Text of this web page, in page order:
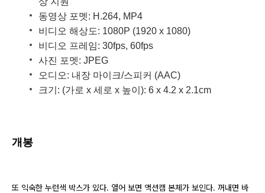
동영상 포멧: H.264, MP4
비디오 해상도: 1080P (1920 x 1080)
비디오 프레임: 30fps, 60fps
사진 포멧: JPEG
오디오: 내장 마이크/스피커 (AAC)
크기: (가로 x 세로 x 높이): 6 x 4.2 x 2.1cm
개봉
또 익숙한 누런색 박스가 있다. 열어 보면 액션캠 본체가 보인다. 꺼내면 바